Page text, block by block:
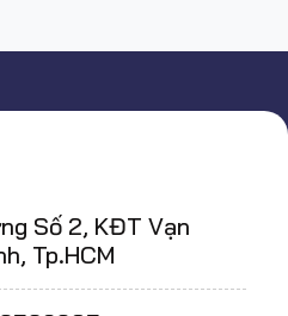
Số 2, KĐT Vạn
Tp.HCM